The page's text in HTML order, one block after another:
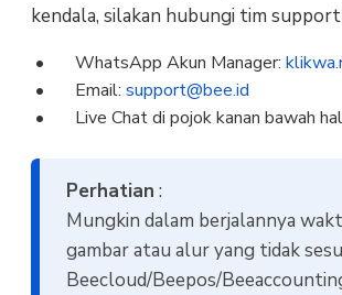
kendala, silakan hubungi tim
WhatsApp Akun Manager:
Email: support@bee.id
Live Chat di pojok kanan bawah
Perhatian :
Mungkin dalam berjalannya
gambar atau alur yang tidak
Beecloud/Beepos/